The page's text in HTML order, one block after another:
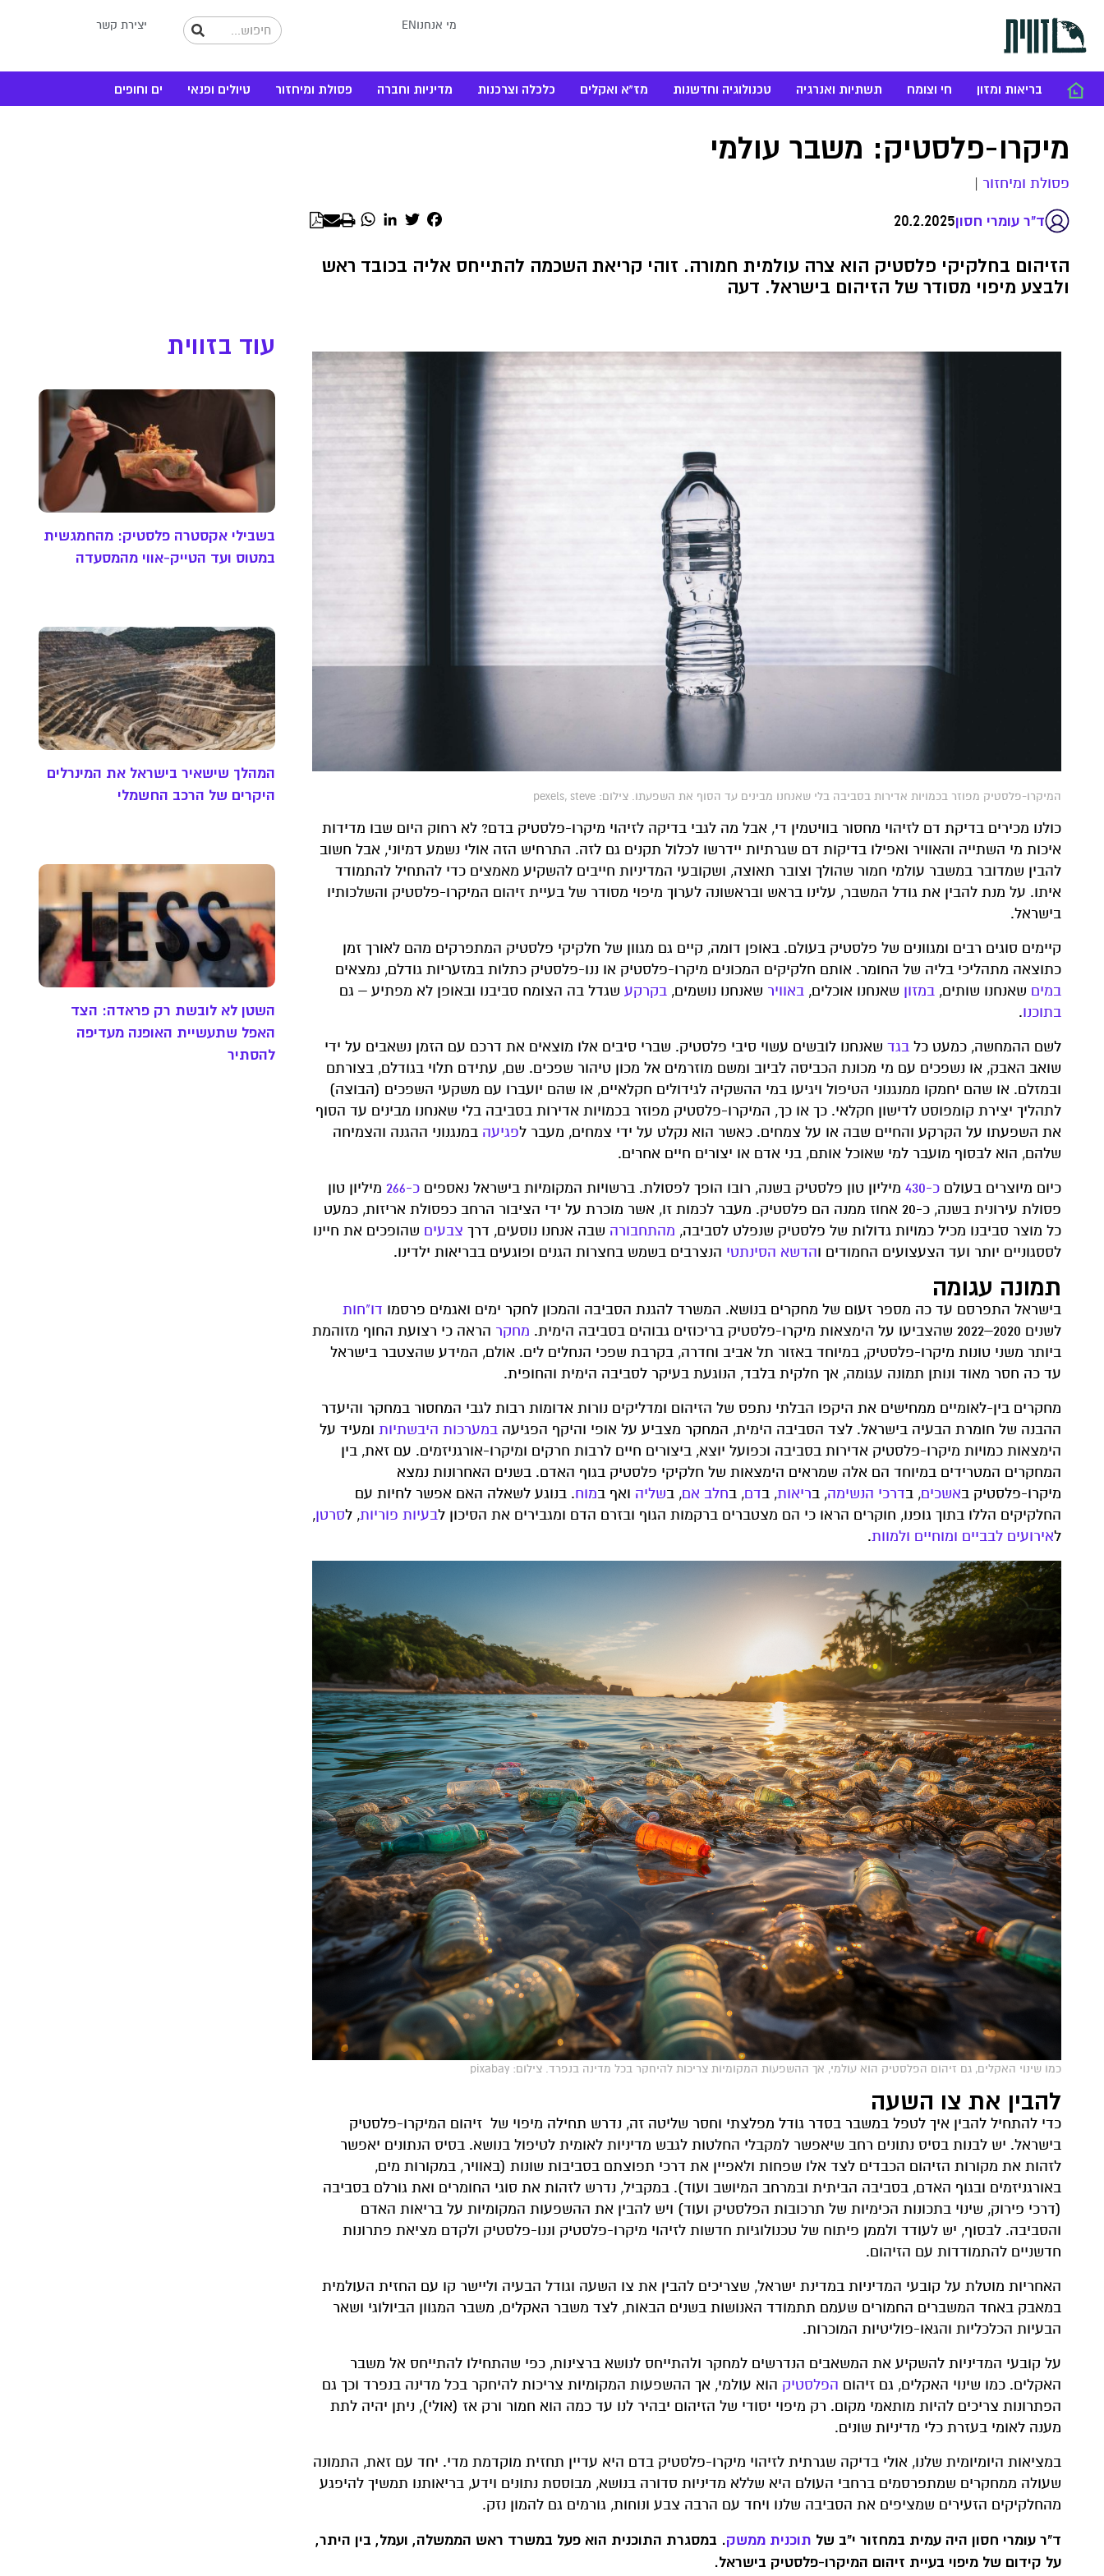
מי אנחנוEN יצירת קשר
בריאות ומזון חי וצומח תשתיות ואנרגיה טכנולוגיה וחדשנות מז"א ואקלים כלכלה וצרכנות מדיניות וחברה פסולת ומיחזור טיולים ופנאי ים וחופים
מיקרו-פלסטיק: משבר עולמי
פסולת ומיחזור
ד"ר עומרי חסון20.2.2025
Facebook
Twitter
LinkedIn
WhatsApp
הזיהום בחלקיקי פלסטיק הוא צרה עולמית חמורה. זוהי קריאת השכמה להתייחס אליה בכובד ראש
ולבצע מיפוי מסודר של הזיהום בישראל. דעה
המיקרו-פלסטיק מפוזר בכמויות אדירות בסביבה בלי שאנחנו מבינים עד הסוף את השפעתו. צילום: pexels, steve
כולנו מכירים בדיקת דם לזיהוי מחסור בוויטמין די, אבל מה לגבי בדיקה לזיהוי מיקרו-פלסטיק בדם? לא רחוק היום שבו מדידות
איכות מי השתייה והאוויר ואפילו בדיקות דם שגרתיות יידרשו לכלול תקנים גם לזה. התרחיש הזה אולי נשמע דמיוני, אבל חשוב
להבין שמדובר במשבר עולמי חמור שהולך וצובר תאוצה, ושקובעי המדיניות חייבים להשקיע מאמצים כדי להתחיל להתמודד
איתו. על מנת להבין את גודל המשבר, עלינו בראש ובראשונה לערוך מיפוי מסודר של בעיית זיהום המיקרו-פלסטיק והשלכותיו
בישראל.
קיימים סוגים רבים ומגוונים של פלסטיק בעולם. באופן דומה, קיים גם מגוון של חלקיקי פלסטיק המתפרקים מהם לאורך זמן
כתוצאה מתהליכי בליה של החומר. אותם חלקיקים המכונים מיקרו-פלסטיק או ננו-פלסטיק כתלות במזעריות גודלם, נמצאים
במים שאנחנו שותים, במזון שאנחנו אוכלים, באוויר שאנחנו נושמים, בקרקע שגדל בה הצומח סביבנו ובאופן לא מפתיע – גם
בתוכנו.
לשם ההמחשה, כמעט כל בגד שאנחנו לובשים עשוי סיבי פלסטיק. שברי סיבים אלו מוצאים את דרכם עם הזמן נשאבים על ידי
שואב האבק, או נשפכים עם מי מכונת הכביסה לביוב ומשם מוזרמים אל מכון טיהור שפכים. שם, עתידם תלוי בגודלם, בצורתם
ובמזלם. או שהם יחמקו ממנגנוני הטיפול ויגיעו במי ההשקיה לגידולים חקלאיים, או שהם יועברו עם משקעי השפכים (הבוצה)
לתהליך יצירת קומפוסט לדישון חקלאי. כך או כך, המיקרו-פלסטיק מפוזר בכמויות אדירות בסביבה בלי שאנחנו מבינים עד הסוף
את השפעתו על הקרקע והחיים שבה או על צמחים. כאשר הוא נקלט על ידי צמחים, מעבר לפגיעה במנגנוני ההגנה והצמיחה
שלהם, הוא לבסוף מועבר למי שאוכל אותם, בני אדם או יצורים חיים אחרים.
כיום מיוצרים בעולם כ-430 מיליון טון פלסטיק בשנה, רובו הופך לפסולת. ברשויות המקומיות בישראל נאספים כ-266
מיליון טון
פסולת עירונית בשנה, כ-20 אחוז ממנה הם פלסטיק. מעבר לכמות זו, אשר מוכרת על ידי הציבור הרחב כפסולת אריזות, כמעט
כל מוצר סביבנו מכיל כמויות גדולות של פלסטיק שנפלט לסביבה, מהתחבורה שבה אנחנו נוסעים, דרך צבעים שהופכים את חיינו
לססגוניים יותר ועד הצעצועים החמודים והדשא הסינתטי הנצרבים בשמש בחצרות הגנים ופוגעים בבריאות ילדינו.
תמונה עגומה
בישראל התפרסם עד כה מספר זעום של מחקרים בנושא. המשרד להגנת הסביבה והמכון לחקר ימים ואגמים פרסמו דו"חות
לשנים 2020–2022 שהצביעו על הימצאות מיקרו-פלסטיק בריכוזים גבוהים בסביבה הימית.
מחקר הראה כי רצועת החוף מזוהמת
ביותר משני טונות מיקרו-פלסטיק, במיוחד באזור תל אביב וחדרה, בקרבת שפכי הנחלים לים. אולם, המידע שהצטבר בישראל
עד כה חסר מאוד ונותן תמונה עגומה, אך חלקית בלבד, הנוגעת בעיקר לסביבה הימית והחופית.
מחקרים בין-לאומיים ממחישים את היקפו הבלתי נתפס של הזיהום ומדליקים נורות אדומות רבות לגבי המחסור במחקר והיעדר
ההבנה של חומרת הבעיה בישראל. לצד הסביבה הימית, המחקר מצביע על אופי והיקף הפגיעה במערכות היבשתיות ומעיד על
הימצאות כמויות מיקרו-פלסטיק אדירות בסביבה וכפועל יוצא, ביצורים חיים לרבות חרקים ומיקרו-אורגניזמים. עם זאת, בין
המחקרים המטרידים במיוחד הם אלה שמראים הימצאות של חלקיקי פלסטיק בגוף האדם. בשנים האחרונות נמצא
מיקרו-פלסטיק באשכים, בדרכי הנשימה, בריאות, בדם, בחלב אם, בשליה ואף במוח. בנוגע לשאלה האם אפשר לחיות עם
החלקיקים הללו בתוך גופנו, חוקרים הראו כי הם מצטברים ברקמות הגוף ובזרם הדם ומגבירים את הסיכון לבעיות פוריות, לסרטן,
לאירועים לבביים ומוחיים ולמוות.
כמו שינוי האקלים, גם זיהום הפלסטיק הוא עולמי, אך ההשפעות המקומיות צריכות להיחקר בכל מדינה בנפרד. צילום: pixabay
להבין את צו השעה
כדי להתחיל להבין איך לטפל במשבר בסדר גודל מפלצתי וחסר שליטה זה, נדרש תחילה מיפוי של זיהום המיקרו-פלסטיק
בישראל. יש לבנות בסיס נתונים רחב שיאפשר למקבלי החלטות לגבש מדיניות לאומית לטיפול בנושא. בסיס הנתונים יאפשר
לזהות את מקורות הזיהום הכבדים לצד אלו שפחות ולאפיין את דרכי תפוצתם בסביבות שונות (באוויר, במקורות מים,
באורגניזמים ובגוף האדם, בסביבה הביתית ובמרחב המיושב ועוד). במקביל, נדרש לזהות את סוגי החומרים ואת גורלם בסביבה
(דרכי פירוק, שינוי בתכונות הכימיות של תרכובות הפלסטיק ועוד) ויש להבין את ההשפעות המקומיות על בריאות האדם
והסביבה. לבסוף, יש לעודד ולממן פיתוח של טכנולוגיות חדשות לזיהוי מיקרו-פלסטיק וננו-פלסטיק ולקדם מציאת פתרונות
חדשניים להתמודדות עם הזיהום.
האחריות מוטלת על קובעי המדיניות במדינת ישראל, שצריכים להבין את צו השעה וגודל הבעיה וליישר קו עם החזית העולמית
במאבק באחד המשברים החמורים שעמם תתמודד האנושות בשנים הבאות, לצד משבר האקלים, משבר המגוון הביולוגי ושאר
הבעיות הכלכליות והגאו-פוליטיות המוכרות.
על קובעי המדיניות להשקיע את המשאבים הנדרשים למחקר ולהתייחס לנושא ברצינות, כפי שהתחילו להתייחס אל משבר
האקלים. כמו שינוי האקלים, גם זיהום הפלסטיק הוא עולמי, אך ההשפעות המקומיות צריכות להיחקר בכל מדינה בנפרד וכך גם
הפתרונות צריכים להיות מותאמי מקום. רק מיפוי יסודי של הזיהום יבהיר לנו עד כמה הוא חמור ורק אז (אולי), ניתן יהיה לתת
מענה לאומי בעזרת כלי מדיניות שונים.
במציאות היומיומית שלנו, אולי בדיקה שגרתית לזיהוי מיקרו-פלסטיק בדם היא עדיין תחזית מוקדמת מדי. יחד עם זאת, התמונה
שעולה ממחקרים שמתפרסמים ברחבי העולם היא שללא מדיניות סדורה בנושא, מבוססת נתונים וידע, בריאותנו תמשיך להיפגע
מהחלקיקים הזעירים שמציפים את הסביבה שלנו ויחד עם הרבה צבע ונוחות, גורמים גם להמון נזק.
ד"ר עומרי חסון היה עמית במחזור י"ב של תוכנית ממשק. במסגרת התוכנית הוא פעל במשרד ראש הממשלה, ועמל, בין היתר,
על קידום של מיפוי בעיית זיהום המיקרו-פלסטיק בישראל.
עוד בזווית
בשבילי אקסטרה פלסטיק: מהחמגשית
במטוס ועד הטייק-אווי מהמסעדה
המהלך שישאיר בישראל את המינרלים
היקרים של הרכב החשמלי
השטן לא לובשת רק פראדה: הצד
האפל שתעשיית האופנה מעדיפה
להסתיר